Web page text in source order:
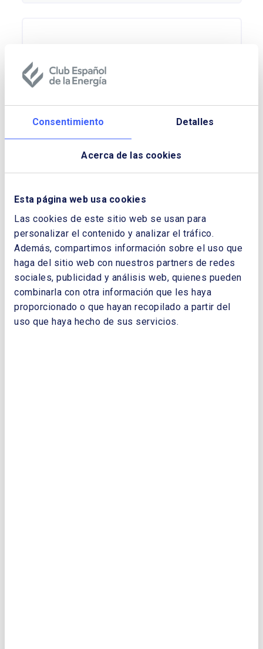
Consentimiento Detalles
Acerca de las cookies
Esta página web usa cookies
Las cookies de este sitio web se usan para
personalizar el contenido y analizar el tráfico.
Además, compartimos información sobre el uso que
haga del sitio web con nuestros partners de redes
sociales, publicidad y análisis web, quienes pueden
combinarla con otra información que les haya
proporcionado o que hayan recopilado a partir del
uso que haya hecho de sus servicios.
Energía